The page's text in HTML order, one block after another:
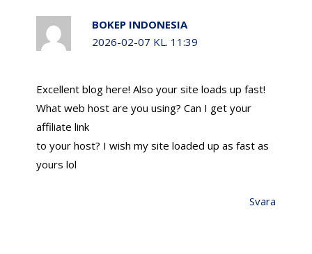
BOKEP INDONESIA
2026-02-07 KL. 11:39
Excellent blog here! Also your site loads up fast!
What web host are you using? Can I get your
affiliate link
to your host? I wish my site loaded up as fast as
yours lol
Svara